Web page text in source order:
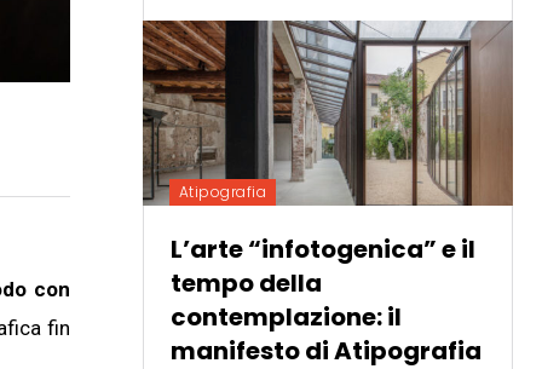
con
fin
Atipografia
L’arte “infotogenica” e il
tempo della
contemplazione: il
manifesto di Atipografia